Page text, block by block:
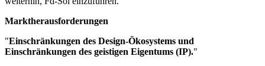
Marktherausforderungen
"Einschränkungen des Design-Ökosystems und
Einschränkungen des geistigen Eigentums (IP)."